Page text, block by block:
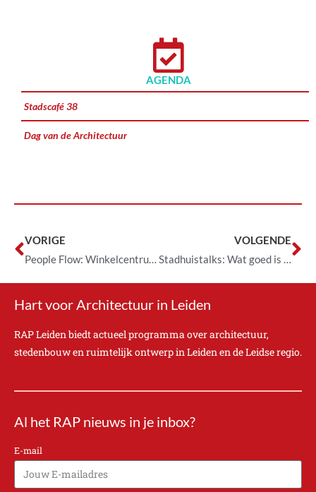
AGENDA
Stadscafé 38
Dag van de Architectuur
VORIGE
People Flow: Winkelcentrum de Kopermolen
VOLGENDE
Stadhuistalks: Wat goed is blijft
Hart voor Architectuur in Leiden
RAP Leiden biedt actueel programma over architectuur,
stedenbouw en ruimtelijk ontwerp in Leiden en de Leidse regio.
Al het RAP nieuws in je inbox?
E-mail